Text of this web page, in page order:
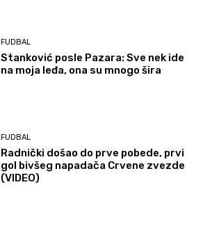
FUDBAL
Stanković posle Pazara: Sve nek ide
na moja leđa, ona su mnogo šira
FUDBAL
Radnički došao do prve pobede, prvi
gol bivšeg napadača Crvene zvezde
(VIDEO)